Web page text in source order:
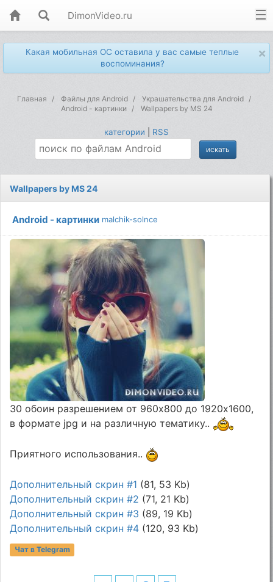
DimonVideo.ru
×
Какая мобильная ОС оставила у вас самые теплые
воспоминания?
Главная Файлы для Android
Украшательства для Android
Android - картинки
Wallpapers by MS 24
категории RSS
Wallpapers by MS 24
Android - картинки malchik-solnce
30 обоин разрешением от 960х800 до 1920х1600,
в формате jpg и на различную тематику..
Приятного использования..
Дополнительный скрин #1 (81, 53 Kb)
Дополнительный скрин #2 (71, 21 Kb)
Дополнительный скрин #3 (89, 19 Kb)
Дополнительный скрин #4 (120, 93 Kb)
Чат в Telegram